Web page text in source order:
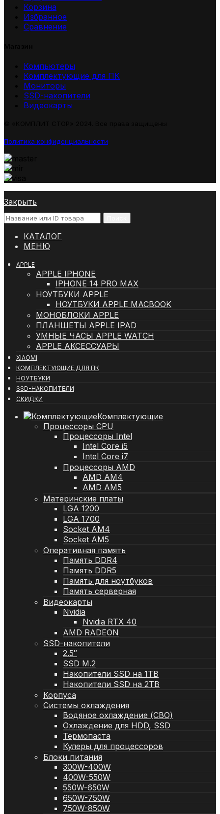
Корзина
Избранное
Сравнение
Компьютеры
Комплектующие для ПК
Мониторы
SSD-накопители
Видеокарты
Политика конфиденциальности
Закрыть
КАТАЛОГ
МЕНЮ
APPLE
APPLE IPHONE
IPHONE 14 PRO MAX
НОУТБУКИ APPLE
НОУТБУКИ APPLE MACBOOK
МОНОБЛОКИ APPLE
ПЛАНШЕТЫ APPLE IPAD
УМНЫЕ ЧАСЫ APPLE WATCH
APPLE АКСЕССУАРЫ
XIAOMI
КОМПЛЕКТУЮЩИЕ ДЛЯ ПК
НОУТБУКИ
SSD-НАКОПИТЕЛИ
СКИДКИ
Комплектующие
Процессоры CPU
Процессоры Intel
Intel Core i5
Intel Core i7
Процессоры AMD
AMD AM4
AMD AM5
Материнские платы
LGA 1200
LGA 1700
Socket AM4
Socket AM5
Оперативная память
Память DDR4
Память DDR5
Память для ноутбуков
Память серверная
Видеокарты
Nvidia
Nvidia RTX 40
AMD RADEON
SSD-накопители
2.5″
SSD M.2
Накопители SSD на 1TB
Накопители SSD на 2TB
Корпуса
Системы охлаждения
Водяное охлаждение (СВО)
Охлаждение для HDD, SSD
Термопаста
Кулеры для процессоров
Блоки питания
300W-400W
400W-550W
550W-650W
650W-750W
750W-850W